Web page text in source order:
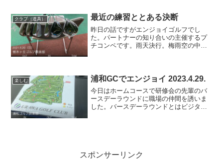
た。ヘッドはテーラーメイド...
クラブ（道具） 最近の練習ととある決断
昨日の話ですがエンジョイゴルフでし
た。パートナーの知り合いの主催するプ
チコンペです。雨天決行。梅雨空の中一
は3点ありました。ドライ...
楽しむ 浦和GCでエンジョイ 2023.4.29.
今日はホームコースで研修会の先輩のバ
ースデーラウンドに職場の仲間を誘いま
した。バースデーラウンドとはビジター
スポンサーリンク